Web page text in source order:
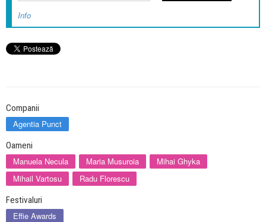
Info
Companii
Agentia Punct
Oameni
Manuela Necula Maria Musuroia
Mihai Ghyka
Mihail Vartosu
Radu Florescu
Festivaluri
Effie Awards